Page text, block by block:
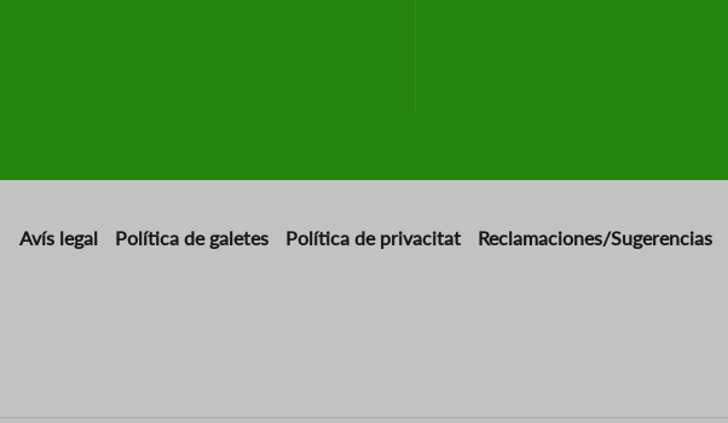
Avís legal Política de galetes Política de privacitat Reclamaciones/Sugerencias